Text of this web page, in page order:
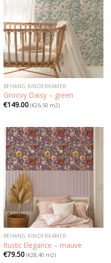
BEHANG KINDERKAMER
Groovy Daisy – green
€149.00(€26,50 m2)
BEHANG KINDERKAMER
Rustic Elegance – mauve
€79.50(€28,40 m2)